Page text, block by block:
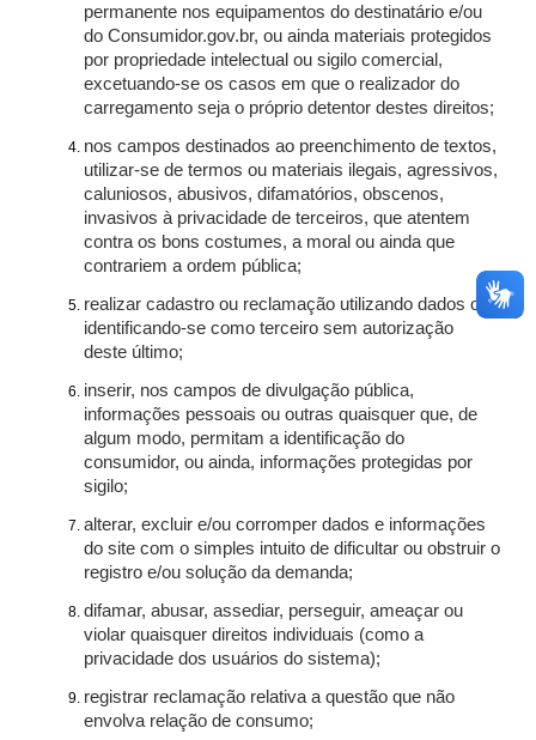
permanente nos equipamentos do destinatário e/ou
do Consumidor.gov.br, ou ainda materiais protegidos
por propriedade intelectual ou sigilo comercial,
excetuando-se os casos em que o realizador do
carregamento seja o próprio detentor destes direitos;
nos campos destinados ao preenchimento de textos,
utilizar-se de termos ou materiais ilegais, agressivos,
caluniosos, abusivos, difamatórios, obscenos,
invasivos à privacidade de terceiros, que atentem
contra os bons costumes, a moral ou ainda que
contrariem a ordem pública;
realizar cadastro ou reclamação utilizando dados ou
identificando-se como terceiro sem autorização
deste último;
inserir, nos campos de divulgação pública,
informações pessoais ou outras quaisquer que, de
algum modo, permitam a identificação do
consumidor, ou ainda, informações protegidas por
sigilo;
alterar, excluir e/ou corromper dados e informações
do site com o simples intuito de dificultar ou obstruir o
registro e/ou solução da demanda;
difamar, abusar, assediar, perseguir, ameaçar ou
violar quaisquer direitos individuais (como a
privacidade dos usuários do sistema);
registrar reclamação relativa a questão que não
envolva relação de consumo;